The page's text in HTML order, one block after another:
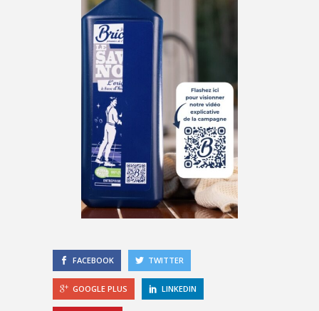
FACEBOOK TWITTER
GOOGLE PLUS LINKEDIN